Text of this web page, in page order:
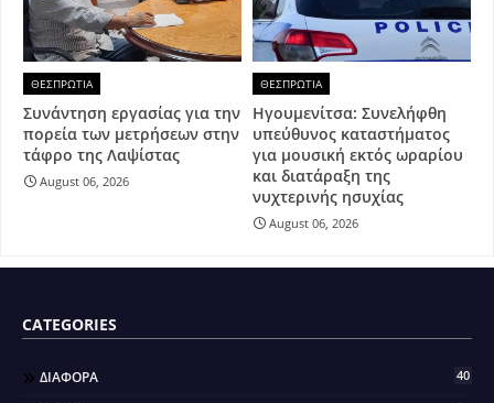
ΘΕΣΠΡΩΤΙΑ
Συνάντηση εργασίας για την
πορεία των μετρήσεων στην
τάφρο της Λαψίστας
August 06, 2026
ΘΕΣΠΡΩΤΙΑ
Ηγουμενίτσα: Συνελήφθη
υπεύθυνος καταστήματος
για μουσική εκτός ωραρίου
και διατάραξη της
νυχτερινής ησυχίας
August 06, 2026
CATEGORIES
ΔΙΑΦΟΡΑ 40